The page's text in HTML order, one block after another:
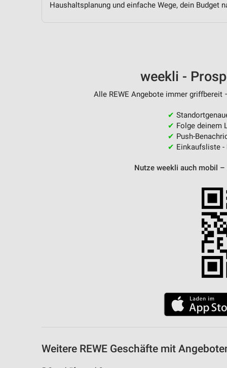
Haushaltsplanung und einfache Wege, dein Budget
weekli -
Alle REWE Angebote immer
✔
✔ Folge deinem
✔ Push-
✔ Einkaufsliste -
Nutze weekli auch mobil –
Weitere REWE Geschäfte mit
IAB-Besonderheiten:
Geräte anhand von aktiv angeforderten Informationen